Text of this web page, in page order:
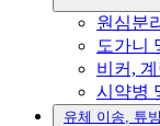
원심분
도가니
비커,
시약병
유체 이송, 튜